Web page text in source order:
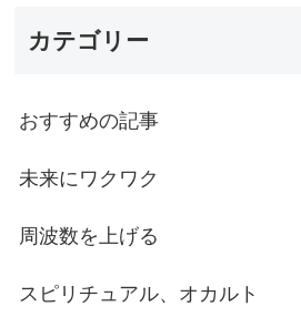
カテゴリー
おすすめの記事
未来にワクワク
周波数を上げる
スピリチュアル、オカルト